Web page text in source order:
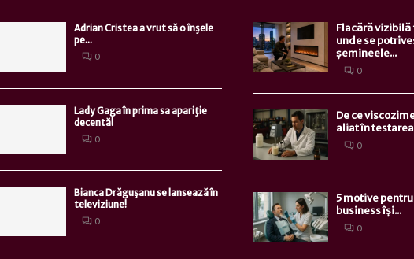
Adrian Cristea a vrut să o înşele
pe...
0
Lady Gaga în prima sa apariţie
decentă!
0
Bianca Drăguşanu se lansează în
televiziune!
0
Flacără
unde se
șemineele...
0
De ce
aliat în
0
5 motive
business își...
0